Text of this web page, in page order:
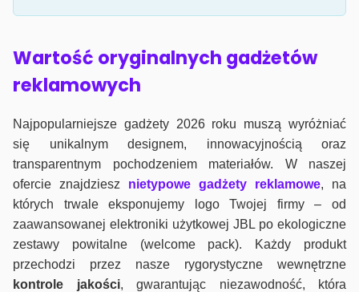
Wartość oryginalnych gadżetów
reklamowych
Najpopularniejsze gadżety 2026 roku muszą wyróżniać
się unikalnym designem, innowacyjnością oraz
transparentnym pochodzeniem materiałów. W naszej
ofercie znajdziesz nietypowe gadżety reklamowe, na
których trwale eksponujemy logo Twojej firmy – od
zaawansowanej elektroniki użytkowej JBL po ekologiczne
zestawy powitalne (welcome pack). Każdy produkt
przechodzi przez nasze rygorystyczne wewnętrzne
kontrole jakości, gwarantując niezawodność, która